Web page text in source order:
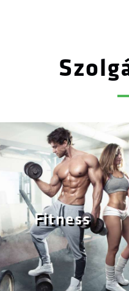
Fitness
Fitness
Fitness termünkben korszerű
géppark, kardió gépek, kézi
funkcionális állvány áll
Részletek